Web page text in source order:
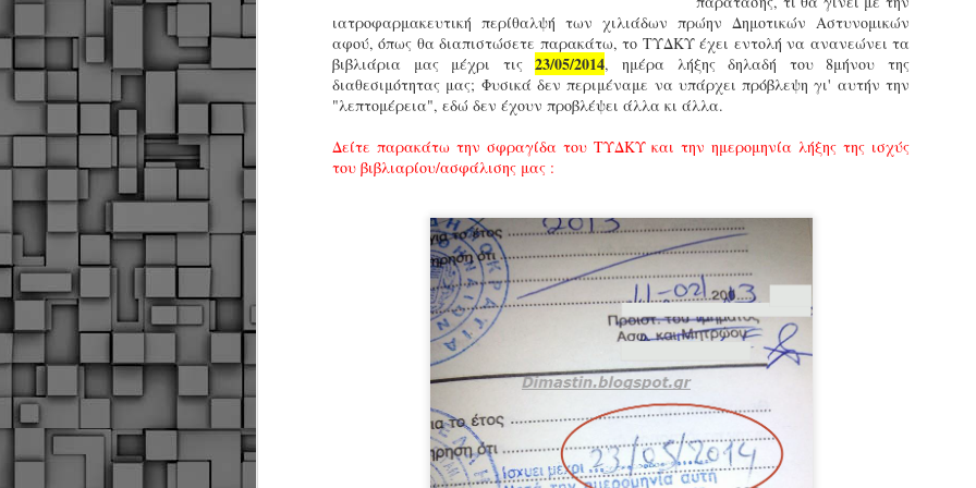
ιατροφαρμακευτική περίθαλψή των χιλιάδων πρώην Δημοτικών Αστυνομικών
αφού, όπως θα διαπιστώσετε παρακάτω, το ΤΥΔΚΥ έχει εντολή να ανανεώνει τα
βιβλιάρια μας μέχρι τις23/05/2014, ημέρα λήξης δηλαδή του 8μήνου της
διαθεσιμότητας μας; Φυσικά δεν περιμέναμε να υπάρχει πρόβλεψη γι' αυτήν την
"λεπτομέρεια", εδώ δεν έχουν προβλέψει άλλα κι άλλα.
Δείτε παρακάτω την σφραγίδα του ΤΥΔΚΥ και την ημερομηνία λήξης της ισχύς
του βιβλιαρίου/ασφάλισης μας :
εκπαιδευμένους
ήδη ολοκληρώσει την
είναι έτοιμοι να
Στο πλαίσιο της
τις περιπολίες και τις
στελεχών της υπηρεσίας.
JUN JUN
Απολογισμός των
ελέγχων σε ιδιοκτήτες
JUN